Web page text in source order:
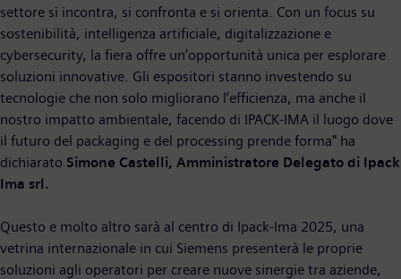
settore si incontra, si confronta e si orienta. Con un focus su
sostenibilità, intelligenza artificiale, digitalizzazione e
cybersecurity, la fiera offre un’opportunità unica per esplorare
soluzioni innovative. Gli espositori stanno investendo su
tecnologie che non solo migliorano l’efficienza, ma anche il
nostro impatto ambientale, facendo di IPACK-IMA il luogo dove
il futuro del packaging e del processing prende forma" ha
dichiarato Simone Castelli, Amministratore Delegato di Ipack
Ima srl.
Questo e molto altro sarà al centro di Ipack-Ima 2025, una
vetrina internazionale in cui Siemens presenterà le proprie
soluzioni agli operatori per creare nuove sinergie tra aziende,